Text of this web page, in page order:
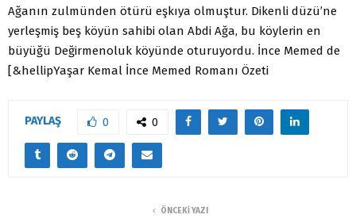
Ağanın zulmünden ötürü eşkıya olmuştur. Dikenli düzü’ne
yerleşmiş beş köyün sahibi olan Abdi Ağa, bu köylerin en
büyüğü Değirmenoluk köyünde oturuyordu. İnce Memed de
[&hellipYaşar Kemal İnce Memed Romanı Özeti
PAYLAŞ 0 0
ÖNCEKI YAZI